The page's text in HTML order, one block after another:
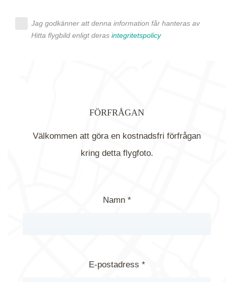
Jag godkänner att denna information får hanteras av
Hitta flygbild enligt deras integritetspolicy
FÖRFRÅGAN
Välkommen att göra en kostnadsfri förfrågan
kring detta flygfoto.
Namn *
E-postadress *